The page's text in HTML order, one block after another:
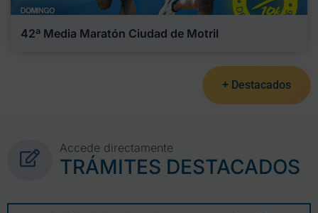
42ª Media Maratón Ciudad de Motril
+ Destacados
Accede directamente
TRÁMITES DESTACADOS